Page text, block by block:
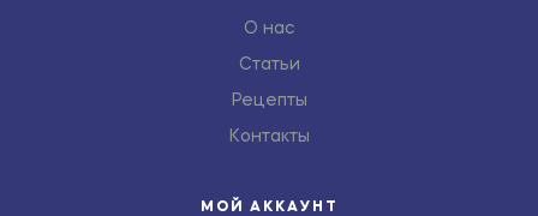
О нас
Статьи
Рецепты
Контакты
МОЙ АККАУНТ